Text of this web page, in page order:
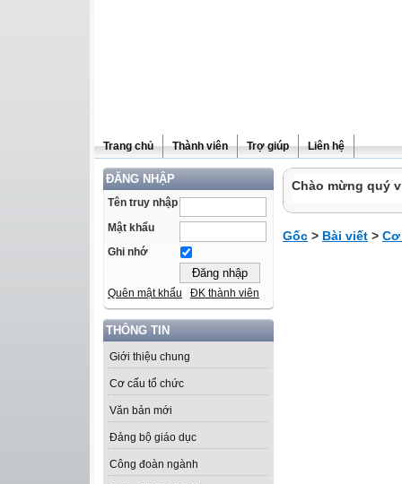
Trang chủ Thành viên Trợ giúp Liên hệ
ĐĂNG NHẬP
Tên truy nhập
Mật khẩu
Ghi nhớ
Quên mật khẩu ĐK thành viên
THÔNG TIN
Giới thiệu chung
Cơ cấu tổ chức
Văn bản mới
Đảng bộ giáo dục
Công đoàn ngành
Chào mừng quý
Gốc > Bài viết >